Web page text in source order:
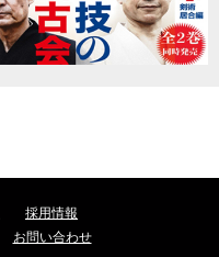
採用情報
お問い合わせ